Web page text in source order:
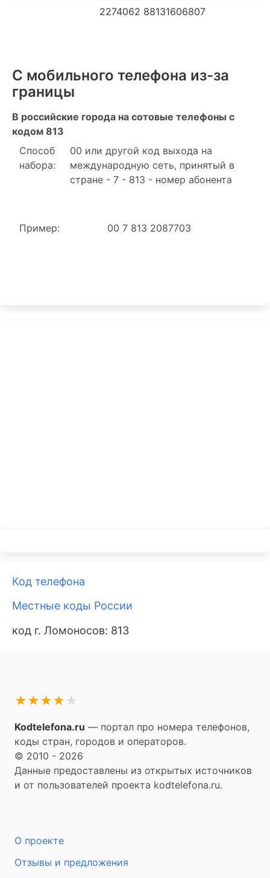
2274062 88131606807
С мобильного телефона из-за
границы
В российские города на сотовые телефоны с
кодом 813
Способ
набора:
00 или другой код выхода на
международную сеть, принятый в
стране - 7 - 813 - номер абонента
Пример: 00 7 813 2087703
Код телефона
Местные коды России
код г. Ломоносов: 813
★
★
★
★
★
Kodtelefona.ru — портал про номера телефонов,
коды стран, городов и операторов.
© 2010 - 2026
Данные предоставлены из открытых источников
и от пользователей проекта kodtelefona.ru.
О проекте
Отзывы и предложения